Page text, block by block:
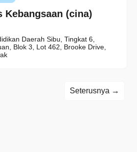
Kebangsaan (cina)
Daerah Sibu, Tingkat 6,
Blok 3, Lot 462, Brooke Drive,
Seterusnya →